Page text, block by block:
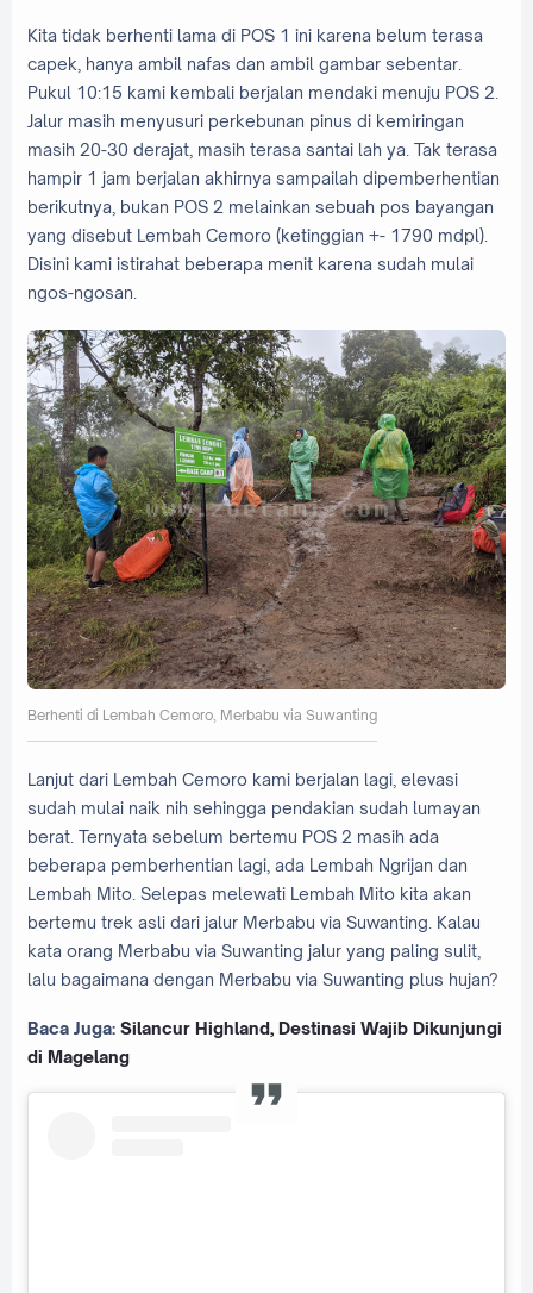
Kita tidak berhenti lama di POS 1 ini karena belum terasa
capek, hanya ambil nafas dan ambil gambar sebentar.
Pukul 10:15 kami kembali berjalan mendaki menuju POS 2.
Jalur masih menyusuri perkebunan pinus di kemiringan
masih 20-30 derajat, masih terasa santai lah ya. Tak terasa
hampir 1 jam berjalan akhirnya sampailah dipemberhentian
berikutnya, bukan POS 2 melainkan sebuah pos bayangan
yang disebut Lembah Cemoro (ketinggian +- 1790 mdpl).
Disini kami istirahat beberapa menit karena sudah mulai
ngos-ngosan.
Berhenti di Lembah Cemoro, Merbabu via Suwanting
Lanjut dari Lembah Cemoro kami berjalan lagi, elevasi
sudah mulai naik nih sehingga pendakian sudah lumayan
berat. Ternyata sebelum bertemu POS 2 masih ada
beberapa pemberhentian lagi, ada Lembah Ngrijan dan
Lembah Mito. Selepas melewati Lembah Mito kita akan
bertemu trek asli dari jalur Merbabu via Suwanting. Kalau
kata orang Merbabu via Suwanting jalur yang paling sulit,
lalu bagaimana dengan Merbabu via Suwanting plus hujan?
Baca Juga: Silancur Highland, Destinasi Wajib Dikunjungi
di Magelang